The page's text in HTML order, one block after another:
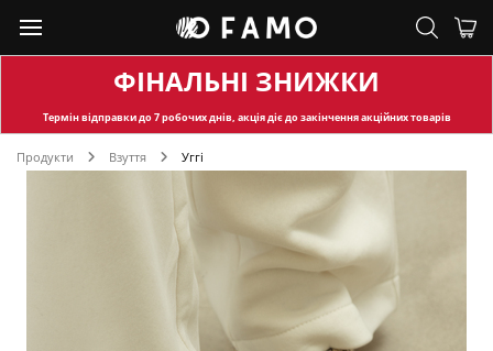
ФІНАЛЬНІ ЗНИЖКИ
Термін відправкидо 7 робочих днів, акція діє до закінчення акційних товарів
Продукти Взуття Уггі